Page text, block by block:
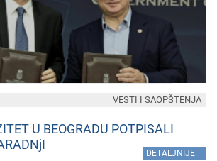
U BEOGRADU POTPISALI
DETALJNIJE
VESTI I SAOPŠTENJA